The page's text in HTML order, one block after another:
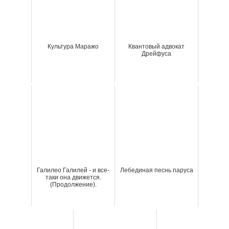
Культура Маражо
Квантовый адвокат
Дрейфуса
Галилео Галилей - и все-
таки она движется.
(Продолжение).
Лебединая песнь паруса